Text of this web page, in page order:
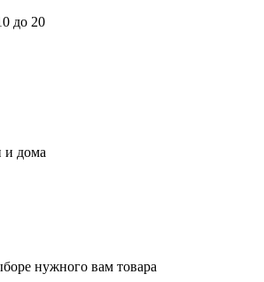
до 20
и дома
нужного вам товара